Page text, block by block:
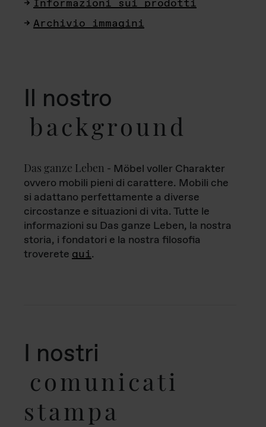
Informazioni sui prodotti
Archivio immagini
Il nostro
background
Das ganze Leben - Möbel voller Charakter
ovvero mobili pieni di carattere. Mobili che
si adattano perfettamente a diverse
circostanze e situazioni di vita. Tutte le
informazioni su Das ganze Leben, la nostra
storia, i fondatori e la nostra filosofia
troverete qui.
I nostri
comunicati
stampa